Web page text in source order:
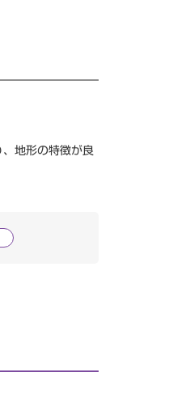
地形の特徴が良